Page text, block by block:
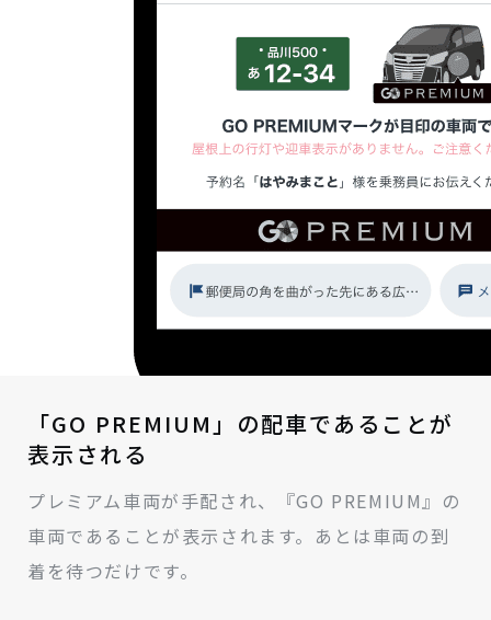
「GO PREMIUM」の配車であることが
表示される
プレミアム車両が手配され、『GO PREMIUM』の
車両であることが表示されます。あとは車両の到
着を待つだけです。